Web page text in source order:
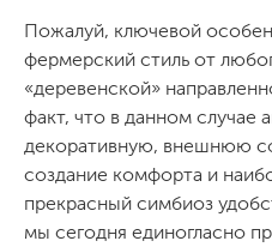
Пожалуй, ключевой
фермерский стиль от
«деревенской»
факт, что в данном случае
декоративную, внешнюю
создание комфорта и
прекрасный симбиоз
мы сегодня единогласно